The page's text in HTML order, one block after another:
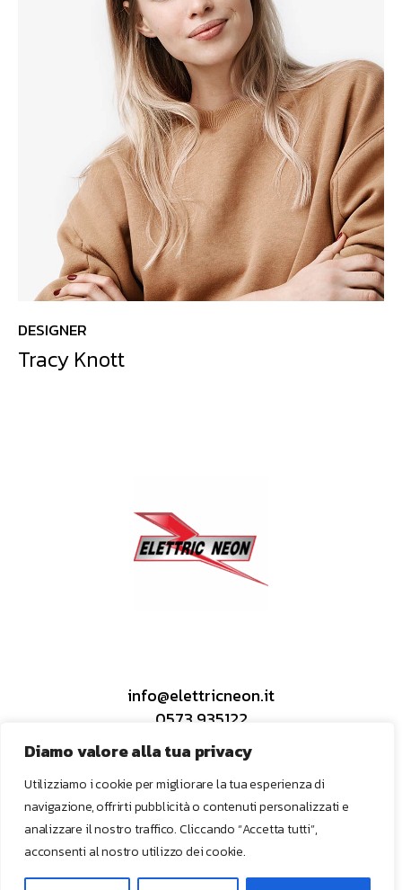
Diamo valore alla tua privacy
Utilizziamo i cookie per migliorare la tua esperienza di
navigazione, offrirti pubblicità o contenuti personalizzati e
analizzare il nostro traffico. Cliccando “Accetta tutti”,
acconsenti al nostro utilizzo dei cookie.
DESIGNER
Tracy Knott
info@elettricneon.it
0573 935122
Instagram
Facebook